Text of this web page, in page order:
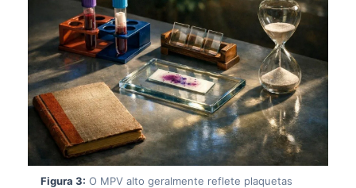
Figura 3: O MPV alto geralmente reflete plaquetas